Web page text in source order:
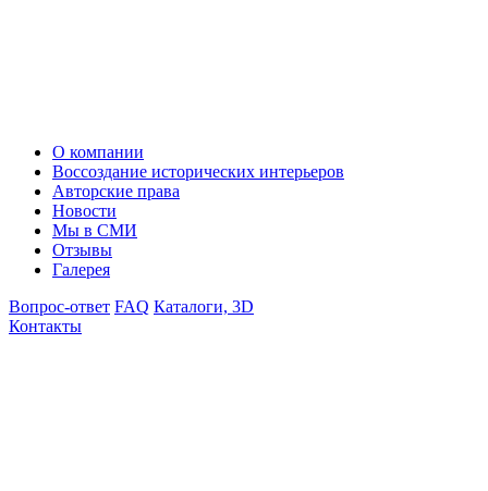
О компании
Воссоздание исторических интерьеров
Авторские права
Новости
Мы в СМИ
Отзывы
Галерея
Вопрос-ответ FAQ Каталоги, 3D
Контакты